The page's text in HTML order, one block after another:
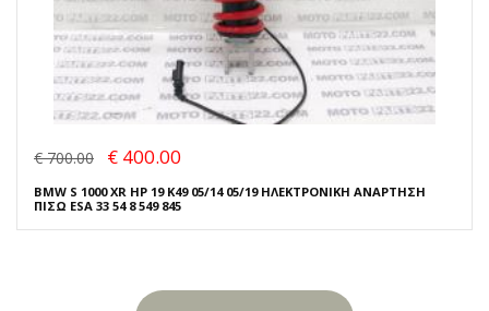
€ 700.00 € 400.00
BMW S 1000 XR HP 19 K49 05/14 05/19 ΗΛΕΚΤΡΟΝΙΚΗ ΑΝΑΡΤΗΣΗ
ΠΙΣΩ ESA 33 54 8 549 845